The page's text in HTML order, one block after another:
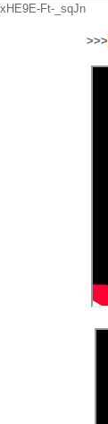
Ft-_sqJn
>>>